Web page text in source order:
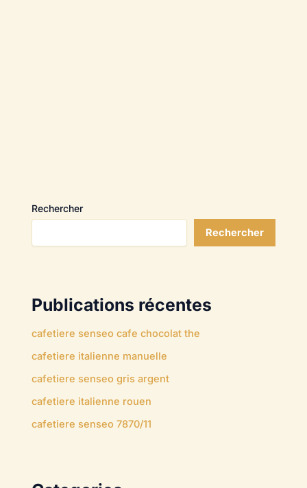
Rechercher
Rechercher
Publications récentes
cafetiere senseo cafe chocolat the
cafetiere italienne manuelle
cafetiere senseo gris argent
cafetiere italienne rouen
cafetiere senseo 7870/11